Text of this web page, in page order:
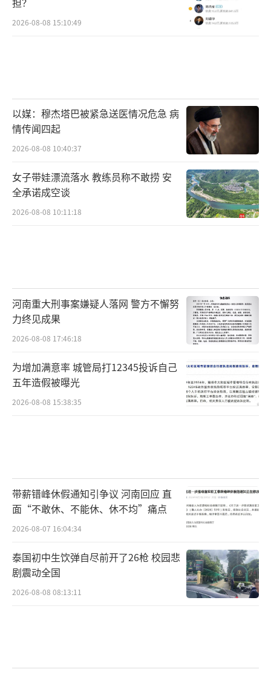
2026-08-08 15:10:49
以媒：穆杰塔巴被紧急送医情况危急 病
情传闻四起
2026-08-08 10:40:37
女子带娃漂流落水 教练员称不敢捞 安
全承诺成空谈
2026-08-08 10:11:18
河南重大刑事案嫌疑人落网 警方不懈努
力终见成果
2026-08-08 17:46:18
为增加满意率 城管局打12345投诉自己
五年造假被曝光
2026-08-08 15:38:35
带薪错峰休假通知引争议 河南回应 直
面“不敢休、不能休、休不均”痛点
2026-08-07 16:04:34
泰国初中生饮弹自尽前开了26枪 校园悲
剧震动全国
2026-08-08 08:13:11